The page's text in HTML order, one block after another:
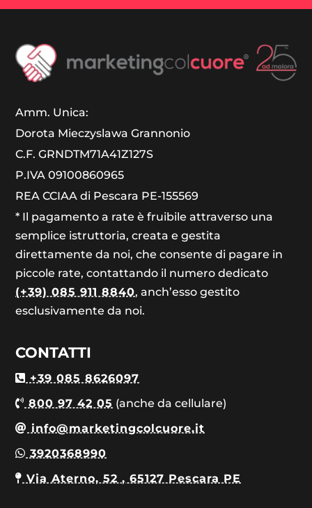
Amm. Unica:
Dorota Mieczyslawa Grannonio
C.F. GRNDTM71A41Z127S
P.IVA 09100860965
REA CCIAA di Pescara PE-155569
* Il pagamento a rate è fruibile attraverso una
semplice istruttoria, creata e gestita
direttamente da noi, che consente di pagare in
piccole rate, contattando il numero dedicato
(+39) 085 911 8840, anch’esso gestito
esclusivamente da noi.
CONTATTI
+39 085 8626097
800 97 42 05 (anche da cellulare)
info@marketingcolcuore.it
3920368990
Via Aterno, 52 , 65127 Pescara PE